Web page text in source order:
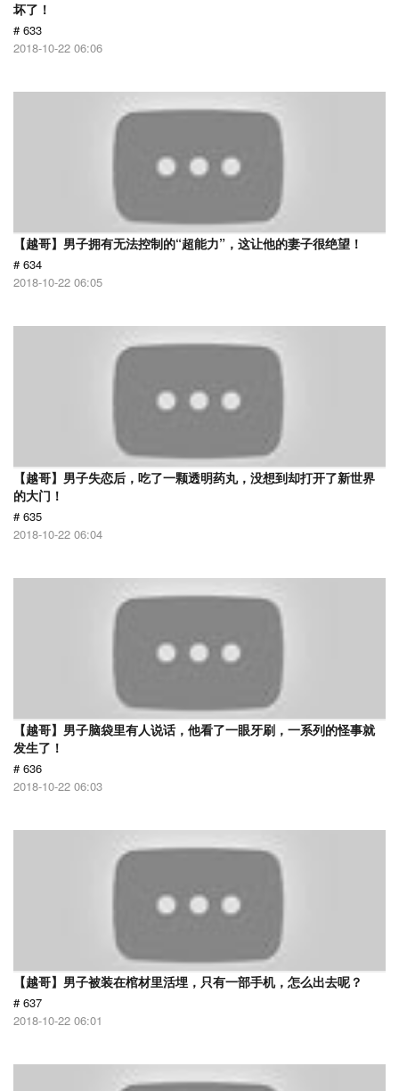
坏了！
# 633
2018-10-22 06:06
【越哥】男子拥有无法控制的“超能力”，这让他的妻子很绝望！
# 634
2018-10-22 06:05
【越哥】男子失恋后，吃了一颗透明药丸，没想到却打开了新世界
的大门！
# 635
2018-10-22 06:04
【越哥】男子脑袋里有人说话，他看了一眼牙刷，一系列的怪事就
发生了！
# 636
2018-10-22 06:03
【越哥】男子被装在棺材里活埋，只有一部手机，怎么出去呢？
# 637
2018-10-22 06:01